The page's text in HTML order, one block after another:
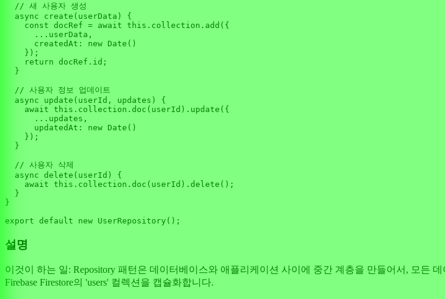
// 새 사용자 생성
async
create ( userData ) {
const docRef = await this . collection . add ({
      ...userData,
createdAt : new Date ()
    });
return docRef. id ;
  }
// 사용자 정보 업데이트
async
update ( userId, updates ) {
await
this . collection . doc (userId). update ({
      ...updates,
updatedAt : new Date ()
    });
  }
// 사용자 삭제
async delete ( userId ) {
await
this . collection . doc (userId). delete ();
  }
}
export default new UserRepository
설명
이것이 하는 일: Repository 패턴은 데이터베이스와 애플리케이션 사이에 중간 계층을 만들어서, 모든
Firebase Firestore의 'users' 컬렉션을 캡슐화합니다.